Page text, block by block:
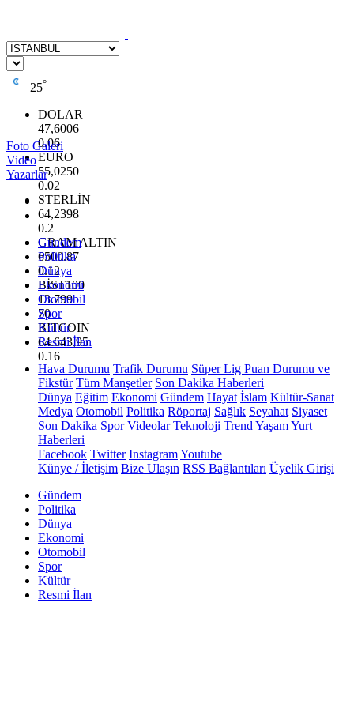
25°
DOLAR
47,6006
0.06
EURO
55,0250
0.02
STERLİN
64,2398
0.2
GRAM ALTIN
6500.87
0.12
BİST100
13.799
70
BITCOIN
64.643,95
0.16
Foto Galeri
Video
Yazarlar
Gündem
Politika
Dünya
Ekonomi
Otomobil
Spor
Kültür
Resmi İlan
Hava Durumu Trafik Durumu Süper Lig Puan Durumu ve
Fikstür Tüm Manşetler Son Dakika Haberleri
Dünya Eğitim Ekonomi Gündem Hayat İslam Kültür-Sanat
Medya Otomobil Politika Röportaj Sağlık Seyahat Siyaset
Son Dakika Spor Videolar Teknoloji Trend YaşamYurt
Haberleri
Facebook Twitter InstagramYoutube
Künye / İletişim Bize Ulaşın RSS Bağlantıları Üyelik Girişi
Gündem
Politika
Dünya
Ekonomi
Otomobil
Spor
Kültür
Resmi İlan